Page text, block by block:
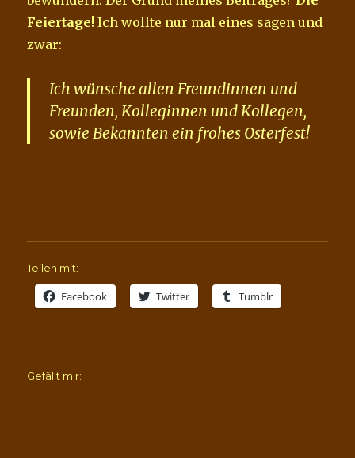
Feiertage! Ich wollte nur mal eines sagen und
zwar:
Ich wünsche allen Freundinnen und
Freunden, Kolleginnen und Kollegen,
sowie Bekannten ein frohes Osterfest!
Teilen mit:
Facebook Twitter Tumblr
Gefällt mir: